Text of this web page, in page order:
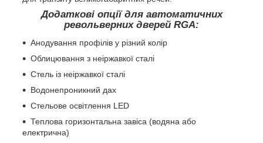
Додаткові опції для автоматичних
револьверних дверей RGA:
Анодування профілів у різний колір
Облицювання з неіржавкої сталі
Стель із неіржавкої сталі
Водонепроникний дах
Стельове освітлення LED
Теплова горизонтальна завіса (водяна або
електрична)